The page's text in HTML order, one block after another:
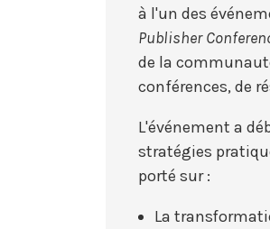
à l'un des
Publisher
de la
conférences, de
L'événement a
stratégies
porté sur :
La